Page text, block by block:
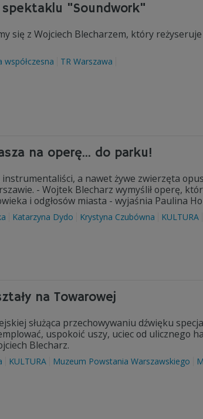
"Soundwork"
się z Wojciech Blecharzem, który
współczesna TR Warszawa
na operę... do parku!
a nawet żywe zwierzęta
- Wojtek Blecharz wymyślił operę,
i odgłosów miasta - wyjaśnia Paulina
Katarzyna Dydo Krystyna Czubówna KULTURA
na Towarowej
służąca przechowywaniu dźwięku
uspokoić uszy, uciec od ulicznego
Blecharz.
KULTURA Muzeum Powstania Warszawskiego